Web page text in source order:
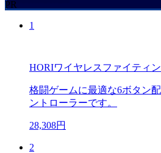
PR
1
HORIワイヤレスファイティ
格闘ゲームに最適な6ボタン
ントローラーです。
28,308円
2